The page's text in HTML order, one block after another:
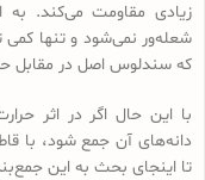
زیادی مقاومت می‌کند.
شعله‌ور نمی‌شود و تنها
که سندلوس اصل در مقابل
با این حال اگر در اثر
دانه‌های آن جمع شود،
تا اینجای بحث به این